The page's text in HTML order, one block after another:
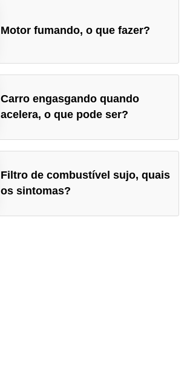
Motor fumando, o que fazer?
Carro engasgando quando
acelera, o que pode ser?
Filtro de combustível sujo, quais
os sintomas?